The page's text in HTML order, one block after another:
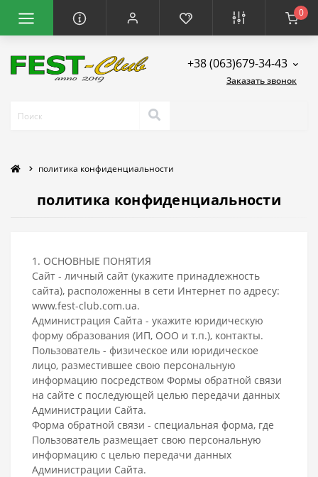
0
+38 (063)679-34-43
Заказать звонок
политика конфиденциальности
политика конфиденциальности
1. ОСНОВНЫЕ ПОНЯТИЯ
Сайт - личный сайт (укажите принадлежность
сайта), расположенны в сети Интернет по адресу:
www.fest-club.com.ua.
Администрация Сайта - укажите юридическую
форму образования (ИП, ООО и т.п.), контакты.
Пользователь - физическое или юридическое
лицо, разместившее свою персональную
информацию посредством Формы обратной связи
на сайте с последующей целью передачи данных
Администрации Сайта.
Форма обратной связи - специальная форма, где
Пользователь размещает свою персональную
информацию с целью передачи данных
Администрации Сайта.